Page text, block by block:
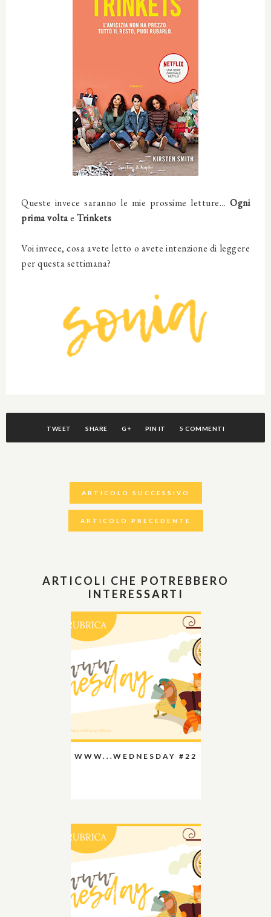
Queste invece saranno le mie prossime letture... Ogni
prima voltae Trinkets
Voi invece, cosa avete letto o avete intenzione di leggere
per questa settimana?
TWEET SHARE G+ PIN IT 5 COMMENTI
ARTICOLO SUCCESSIVO
ARTICOLO PRECEDENTE
ARTICOLI CHE POTREBBERO
INTERESSARTI
WWW...WEDNESDAY #22